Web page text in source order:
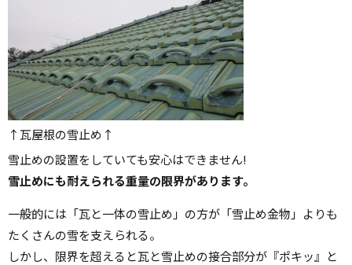
↑瓦屋根の雪止め↑
雪止めの設置をしていても安心はできません!
雪止めにも耐えられる重量の限界があります。
一般的には「瓦と一体の雪止め」の方が「雪止め金物」よりも
たくさんの雪を支えられる。
しかし、限界を超えると瓦と雪止めの接合部分が『ポキッ』と